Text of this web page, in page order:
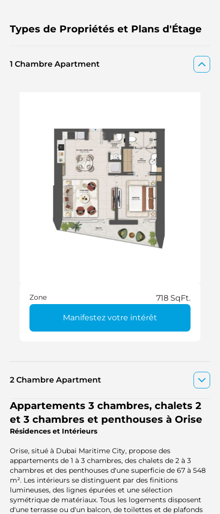
Types de Propriétés et Plans d'Étage
1 Chambre Apartment
Zone 718 SqFt.
Manifestez votre intérêt
2 Chambre Apartment
Appartements 3 chambres, chalets 2
et 3 chambres et penthouses à Orise
Résidences et Intérieurs
Orise, situé à Dubai Maritime City, propose des
appartements de 1 à 3 chambres, des chalets de 2 à 3
chambres et des penthouses d'une superficie de 67 à 548
m². Les intérieurs se distinguent par des finitions
lumineuses, des lignes épurées et une sélection
symétrique de matériaux. Tous les logements disposent
d'une terrasse ou d'un balcon, de toilettes et de plafonds